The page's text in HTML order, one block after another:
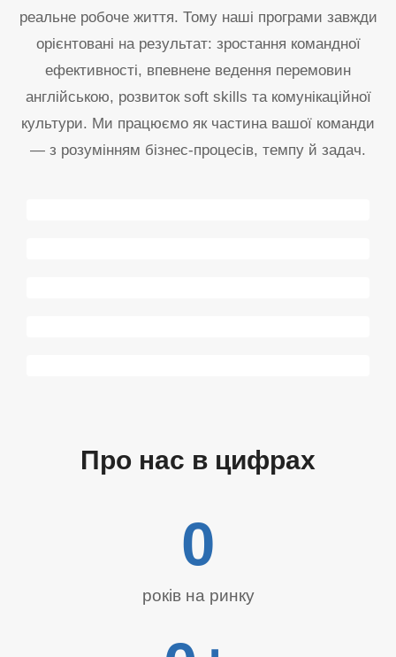
реальне робоче життя. Тому наші програми завжди
орієнтовані на результат: зростання командної
ефективності, впевнене ведення перемовин
англійською, розвиток soft skills та комунікаційної
культури. Ми працюємо як частина вашої команди
— з розумінням бізнес-процесів, темпу й задач.
Про нас в цифрах
років на ринку
0